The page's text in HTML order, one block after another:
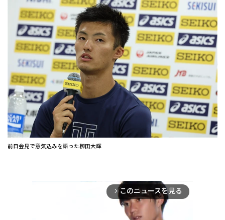
前日会見で意気込みを語った栁田大輝
arrow_forward_ios このニュースを見る